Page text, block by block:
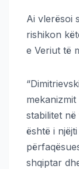
Ai vlerësoi
rishikon
e Veriut të
stabilitet
është i
shqiptar